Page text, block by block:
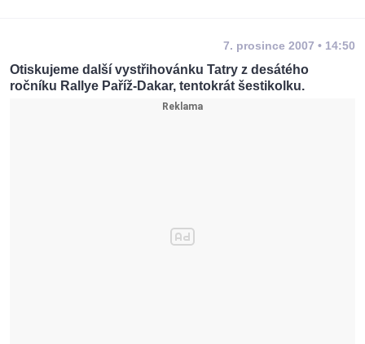
7. prosince 2007 • 14:50
Otiskujeme další vystřihovánku Tatry z desátého
ročníku Rallye Paříž-Dakar, tentokrát šestikolku.